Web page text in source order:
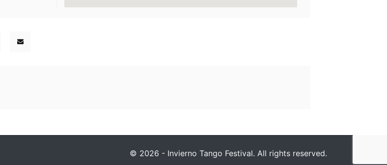
© 2026 - Invierno Tango Festival. All rights reserved.